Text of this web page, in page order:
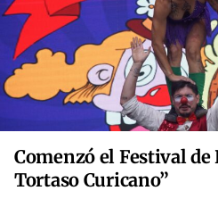
Comenzó el Festival de
Tortaso Curicano”